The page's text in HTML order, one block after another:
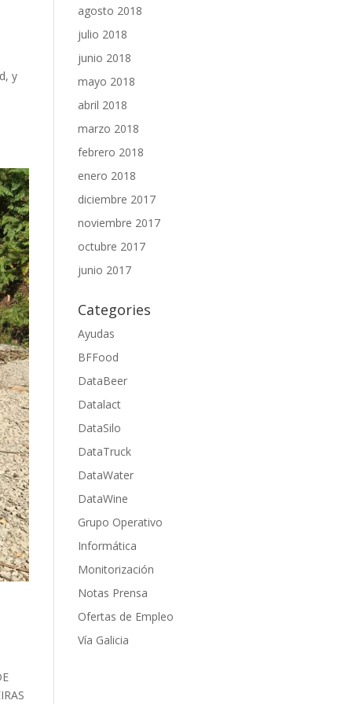
y
agosto 2018
julio 2018
junio 2018
mayo 2018
abril 2018
marzo 2018
febrero 2018
enero 2018
diciembre 2017
noviembre 2017
octubre 2017
junio 2017
Categories
Ayudas
BFFood
DataBeer
Datalact
DataSilo
DataTruck
DataWater
DataWine
Grupo Operativo
Informática
Monitorización
Notas Prensa
Ofertas de Empleo
Vía Galicia